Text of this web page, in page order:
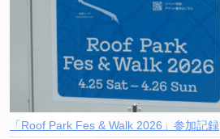
「Roof Park Fes & Walk 2026」参加記録